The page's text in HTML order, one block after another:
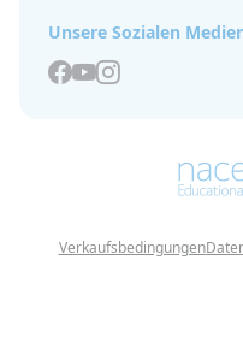
Unsere Sozialen
Verkaufsbedingungen